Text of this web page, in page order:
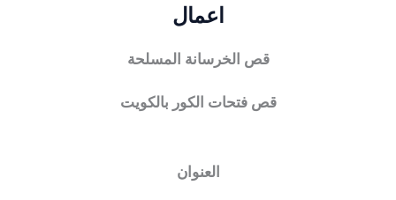
اعمال
قص الخرسانة المسلحة
قص فتحات الكور بالكويت
العنوان